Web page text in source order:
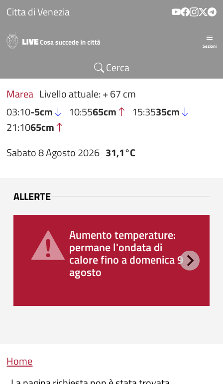
Salta al contenuto principale
Citta di Venezia
Sezioni
Cerca
Marea Livello attuale: + 67 cm
03:10-5cm 10:5565cm 15:3535cm
21:1065cm
Sabato 8 Agosto 2026 31,1°C
ALLERTE
Aumento temperature:
permane l'ondata di
calore fino a domenica 9
agosto
Briciole di pane
Home